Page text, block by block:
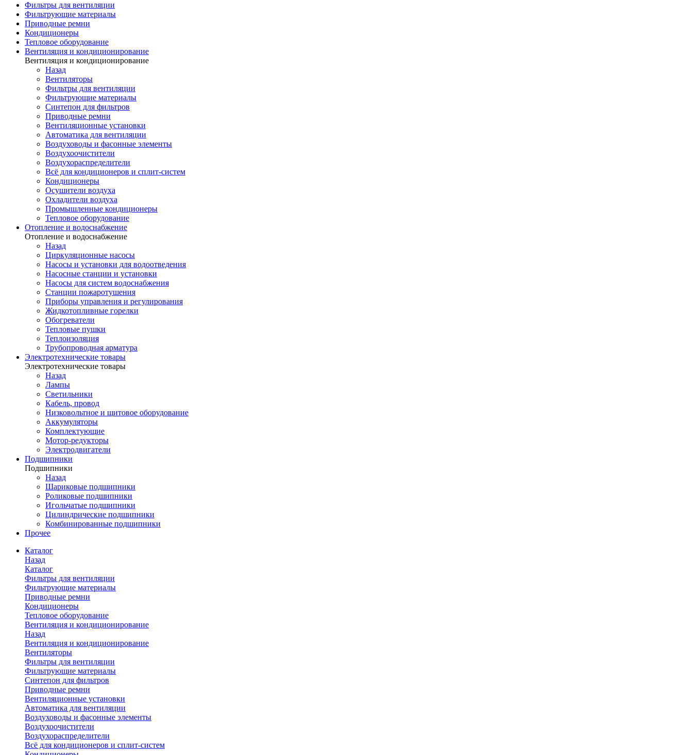
Фильтры для вентиляции
Фильтрующие материалы
Приводные ремни
Кондиционеры
Тепловое оборудование
Вентиляция и кондиционирование
Вентиляция и кондиционирование
Назад
Вентиляторы
Фильтры для вентиляции
Фильтрующие материалы
Синтепон для фильтров
Приводные ремни
Вентиляционные установки
Автоматика для вентиляции
Воздуховоды и фасонные элементы
Воздухоочистители
Воздухораспределители
Всё для кондиционеров и сплит-систем
Кондиционеры
Осушители воздуха
Охладители воздуха
Промышленные кондиционеры
Тепловое оборудование
Отопление и водоснабжение
Отопление и водоснабжение
Назад
Циркуляционные насосы
Насосы и установки для водоотведения
Насосные станции и установки
Насосы для систем водоснабжения
Станции пожаротушения
Приборы управления и регулирования
Жидкотопливные горелки
Обогреватели
Тепловые пушки
Теплоизоляция
Трубопроводная арматура
Электротехнические товары
Электротехнические товары
Назад
Лампы
Светильники
Кабель, провод
Низковольтное и щитовое оборудование
Аккумуляторы
Комплектующие
Мотор-редукторы
Электродвигатели
Подшипники
Подшипники
Назад
Шариковые подшипники
Роликовые подшипники
Игольчатые подшипники
Цилиндрические подшипники
Комбинированные подшипники
Прочее
Каталог
Назад
Каталог
Фильтры для вентиляции
Фильтрующие материалы
Приводные ремни
Кондиционеры
Тепловое оборудование
Вентиляция и кондиционирование
Назад
Вентиляция и кондиционирование
Вентиляторы
Фильтры для вентиляции
Фильтрующие материалы
Синтепон для фильтров
Приводные ремни
Вентиляционные установки
Автоматика для вентиляции
Воздуховоды и фасонные элементы
Воздухоочистители
Воздухораспределители
Всё для кондиционеров и сплит-систем